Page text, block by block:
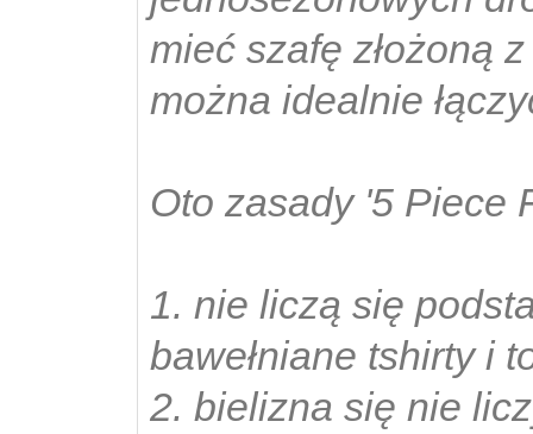
mieć szafę złożoną
można idealnie
Oto zasady '5 Piece
1. nie liczą się
bawełniane tshirty i
2. bielizna się nie